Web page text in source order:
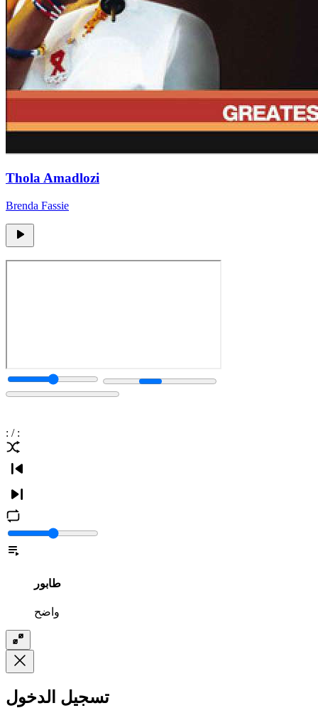
Thola Amadlozi
Brenda Fassie
: / :
طابور
واضح
تسجيل الدخول